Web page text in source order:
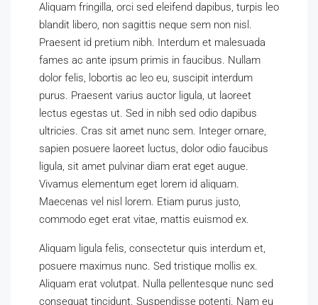
Aliquam fringilla, orci sed eleifend dapibus, turpis leo
blandit libero, non sagittis neque sem non nisl.
Praesent id pretium nibh. Interdum et malesuada
fames ac ante ipsum primis in faucibus. Nullam
dolor felis, lobortis ac leo eu, suscipit interdum
purus. Praesent varius auctor ligula, ut laoreet
lectus egestas ut. Sed in nibh sed odio dapibus
ultricies. Cras sit amet nunc sem. Integer ornare,
sapien posuere laoreet luctus, dolor odio faucibus
ligula, sit amet pulvinar diam erat eget augue.
Vivamus elementum eget lorem id aliquam.
Maecenas vel nisl lorem. Etiam purus justo,
commodo eget erat vitae, mattis euismod ex.
Aliquam ligula felis, consectetur quis interdum et,
posuere maximus nunc. Sed tristique mollis ex.
Aliquam erat volutpat. Nulla pellentesque nunc sed
consequat tincidunt. Suspendisse potenti. Nam eu